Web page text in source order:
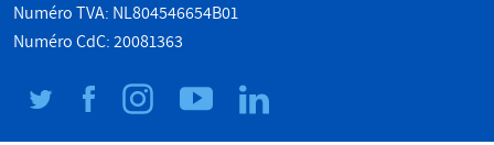
Numéro TVA: NL804546654B01
Numéro CdC: 20081363